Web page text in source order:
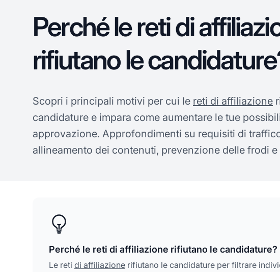
Perché le reti di
rifiutano le
Scopri i principali motivi per cui le reti di affiliazione
candidature e impara come aumentare le tue
approvazione. Approfondimenti su requisiti di
allineamento dei contenuti, prevenzione delle frodi e
Perché le reti di affiliazione rifiutano le candidature?
Le reti di affiliazione rifiutano le candidature per filtrare